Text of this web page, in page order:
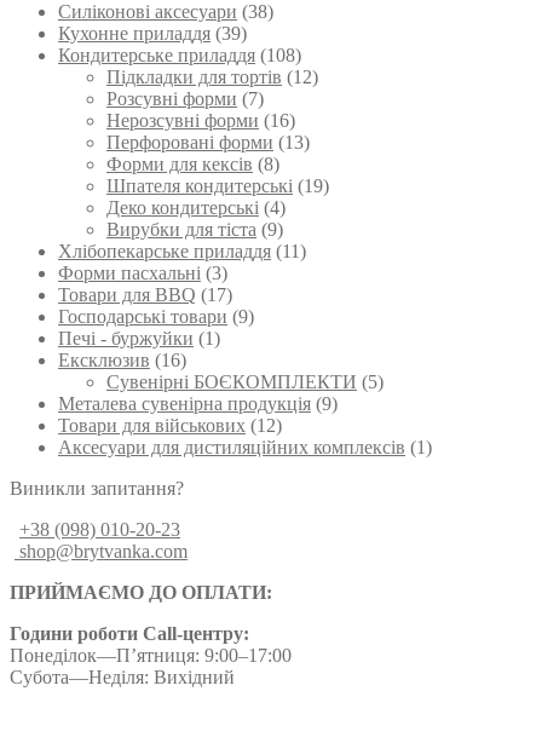
товару
Силіконові аксесуари (38)
Кухонне приладдя (39)
Кондитерське приладдя (108)
Підкладки для тортів (12)
Розсувні форми (7)
Нерозсувні форми (16)
Перфоровані форми (13)
Форми для кексів (8)
Шпателя кондитерські (19)
Деко кондитерські (4)
Вирубки для тіста (9)
Хлібопекарське приладдя (11)
Форми пасхальні (3)
Товари для BBQ (17)
Господарські товари (9)
Печі - буржуйки (1)
Ексклюзив (16)
Сувенірні БОЄКОМПЛЕКТИ (5)
Металева сувенірна продукція (9)
Товари для військових (12)
Аксесуари для дистиляційних комплексів (1)
Виникли запитання?
+38 (098) 010-20-23
shop@brytvanka.com
ПРИЙМАЄМО ДО ОПЛАТИ:
Години роботи Call-центру:
Понеділок—П’ятниця: 9:00–17:00
Субота—Неділя: Вихідний